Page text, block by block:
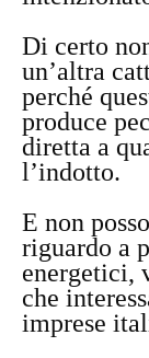
Di certo
un’altra
perché
produce
diretta a
l’indotto.
E non
riguardo a
energetici,
che
imprese